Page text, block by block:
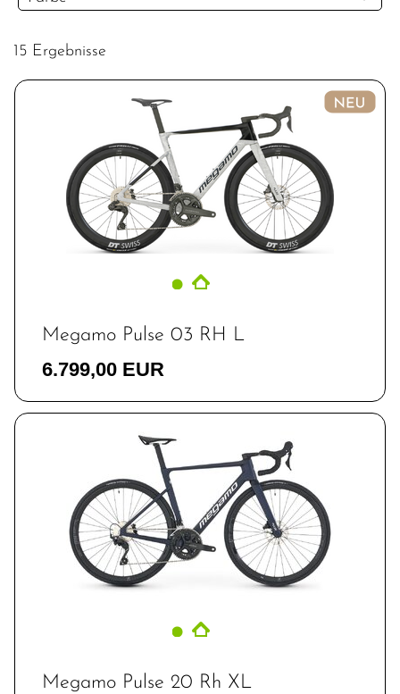
15 Ergebnisse
Megamo Pulse 03 RH L
6.799,00 EUR
Megamo Pulse 20 Rh XL